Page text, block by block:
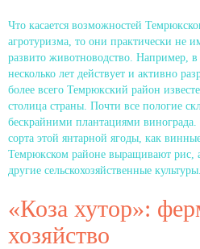
Что касается возможностей
агротуризма, то они практически не
развито животноводство. Например,
несколько лет действует и активно
более всего Темрюкский район
столица страны. Почти все пологие
бескрайними плантациями винограда.
сорта этой янтарной ягоды, как
Темрюкском районе выращивают
другие сельскохозяйственные культуры.
«Коза хутор»:
хозяйство